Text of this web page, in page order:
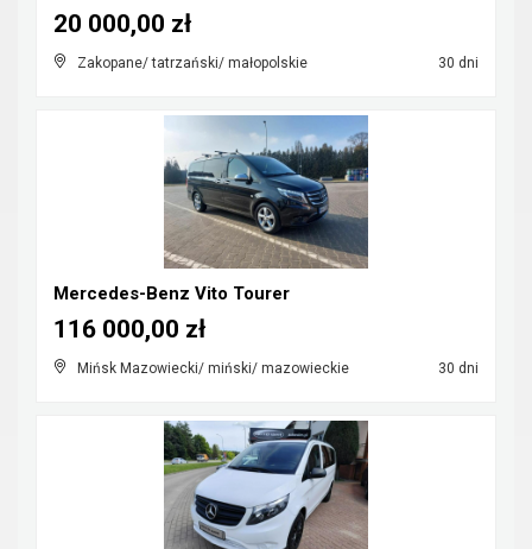
Zakopane/ tatrzański/ małopolskie 30 dni
20 000,00 zł
Mercedes-Benz Vito Tourer
Mińsk Mazowiecki/ miński/ mazowieckie 30 dni
116 000,00 zł